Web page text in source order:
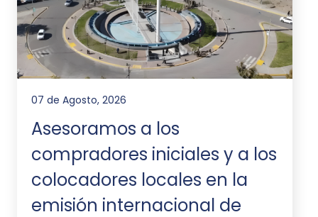
07 de Agosto, 2026
Asesoramos a los
compradores iniciales y a los
colocadores locales en la
emisión internacional de